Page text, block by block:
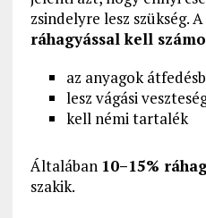
zsindelyre lesz szükség.
ráhagyással kell
az anyagok
lesz vágási
kell némi tartalék
Általában 10–15%
szakik.